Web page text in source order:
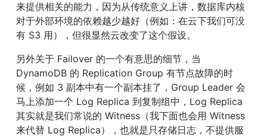
来提供相关的能力，因为从传统意义上讲，数据库内核
对于外部环境的依赖越少越好（例如：在云下我们可没
有 S3 用），但很显然云改变了这个假设。
另外关于 Failover 的一个有意思的细节，当
DynamoDB 的 Replication Group 有节点故障的时
候，例如 3 副本中有一个副本挂了，Group Leader 会
马上添加一个 Log Replica 到复制组中，Log Replica
其实就是我们常说的 Witness（我下面也会用 Witness
来代替 Log Replica），也就是只存储日志，不提供服